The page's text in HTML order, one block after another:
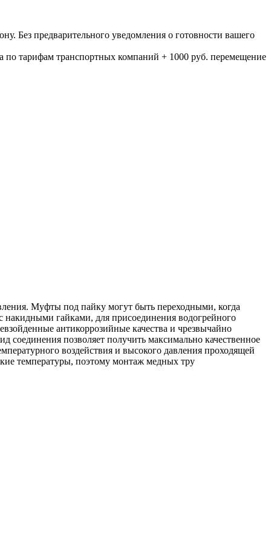
Без предварительного уведомления о готовности вашего
тарифам транспортных компаний + 1000 руб. перемещение
Муфты под пайку могут быть переходными, когда
накидными гайками, для присоединения водогрейного
антикоррозийные качества и чрезвычайно
позволяет получить максимально качественное
воздействия и высокого давления проходящей
температуры, поэтому монтаж медных тру